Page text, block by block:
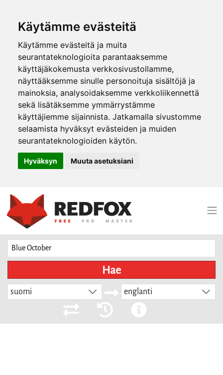
Käytämme evästeitä
Käytämme evästeitä ja muita
seurantateknologioita parantaaksemme
käyttäjäkokemusta verkkosivustollamme,
näyttääksemme sinulle personoituja sisältöjä ja
mainoksia, analysoidaksemme verkkoliikennettä
sekä lisätäksemme ymmärrystämme
käyttäjiemme sijainnista. Jatkamalla sivustomme
selaamista hyväksyt evästeiden ja muiden
seurantateknologioiden käytön.
Hyväksyn Muuta asetuksiani
Hae
suomi englanti